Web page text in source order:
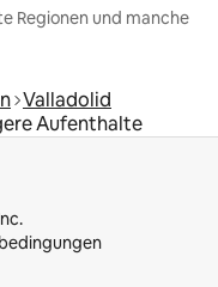
Regionen und manche
Valladolid
Aufenthalte